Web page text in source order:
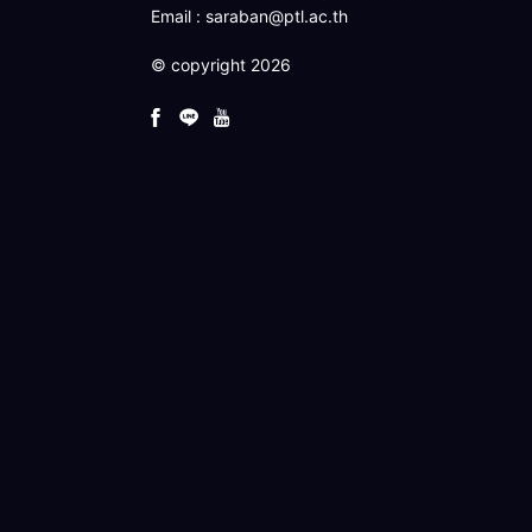
Email : saraban@ptl.ac.th
© copyright 2026